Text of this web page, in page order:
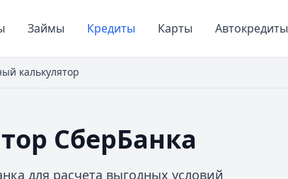
Займы Кредиты Карты Автокредиты
калькулятор
СберБанка
для расчета выгодных условий